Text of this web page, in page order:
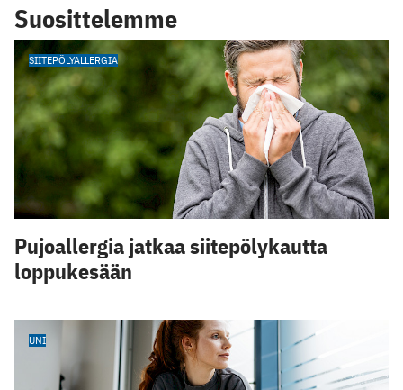
Suosittelemme
SIITEPÖLYALLERGIA
Pujoallergia jatkaa siitepölykautta
loppukesään
UNI